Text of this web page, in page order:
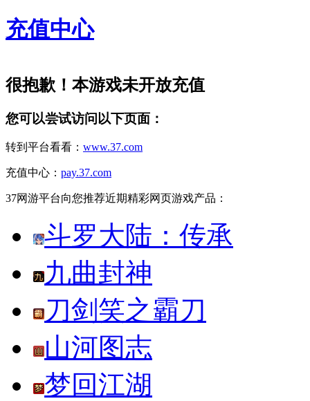
充值中心
很抱歉！本游戏未开放充值
您可以尝试访问以下页面：
转到平台看看： www.37.com
充值中心： pay.37.com
37网游平台向您推荐近期精彩网页游戏产品：
斗罗大陆：传承
九曲封神
刀剑笑之霸刀
山河图志
梦回江湖